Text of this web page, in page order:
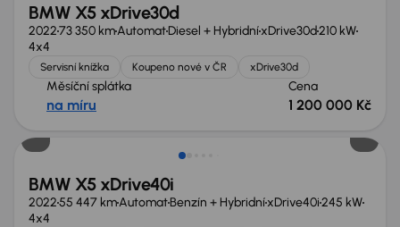
BMW X5 xDrive30d
202273 350 kmAutomatDiesel + HybridníxDrive30d210 kW
4x4
Servisní knížka Koupeno nové v ČR xDrive30d
Měsíční splátka
na míru
Cena
1 200 000 Kč
Možnost odpočtu DPH
BMW X5 xDrive40i
202255 447 kmAutomatBenzín + HybridníxDrive40i245 kW
4x4